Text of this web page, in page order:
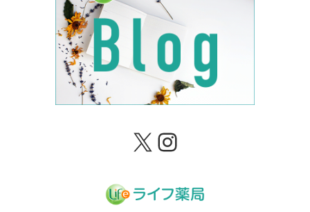
X Instagram